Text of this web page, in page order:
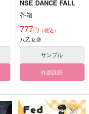
NSE DANCE FALL
芥箱
777円 （税込）
八乙女楽
サンプル
作品詳細